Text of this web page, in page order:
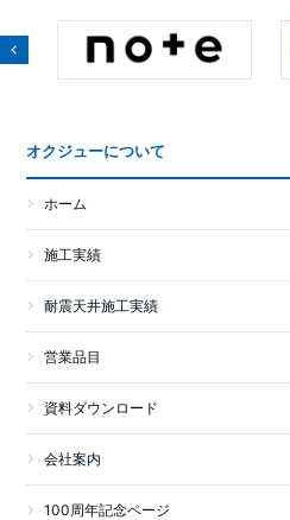
オクジューについて
ホーム
施工実績
耐震天井施工実績
営業品目
資料ダウンロード
会社案内
100周年記念ページ